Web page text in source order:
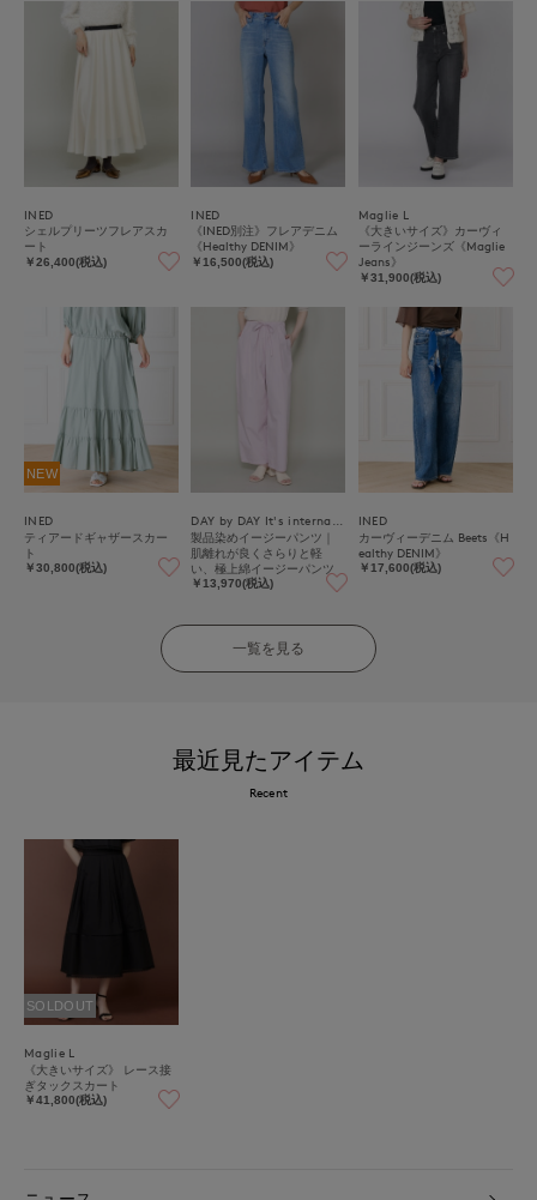
INED
シェルプリーツフレアスカ
ート
￥26,400(税込)
INED
《INED別注》フレアデニム
《Healthy DENIM》
￥16,500(税込)
Maglie L
《大きいサイズ》カーヴィ
ーラインジーンズ《Maglie
Jeans》
￥31,900(税込)
NEW
INED
ティアードギャザースカー
ト
￥30,800(税込)
製品染めイージーパンツ｜
肌離れが良くさらりと軽
い、極上綿イージーパンツ
￥13,970(税込)
INED
カーヴィーデニム Beets《H
ealthy DENIM》
￥17,600(税込)
一覧を見る
最近見たアイテム
Recent
SOLDOUT
Maglie L
《大きいサイズ》 レース接
ぎタックスカート
￥41,800(税込)